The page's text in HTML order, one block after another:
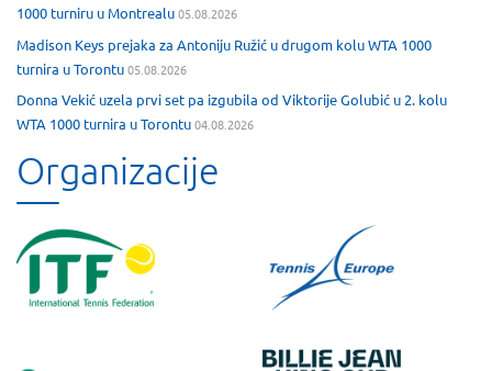
1000 turniru u Montrealu05.08.2026
Madison Keys prejaka za Antoniju Ružić u drugom kolu WTA 1000
turnira u Torontu05.08.2026
Donna Vekić uzela prvi set pa izgubila od Viktorije Golubić u 2. kolu
WTA 1000 turnira u Torontu04.08.2026
Organizacije